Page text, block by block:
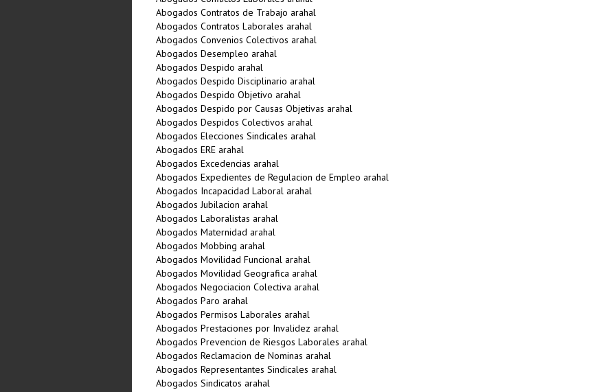
Abogados Contratos de Trabajo arahal
Abogados Contratos Laborales arahal
Abogados Convenios Colectivos arahal
Abogados Desempleo arahal
Abogados Despido arahal
Abogados Despido Disciplinario arahal
Abogados Despido Objetivo arahal
Abogados Despido por Causas Objetivas arahal
Abogados Despidos Colectivos arahal
Abogados Elecciones Sindicales arahal
Abogados ERE arahal
Abogados Excedencias arahal
Abogados Expedientes de Regulacion de Empleo arahal
Abogados Incapacidad Laboral arahal
Abogados Jubilacion arahal
Abogados Laboralistas arahal
Abogados Maternidad arahal
Abogados Mobbing arahal
Abogados Movilidad Funcional arahal
Abogados Movilidad Geografica arahal
Abogados Negociacion Colectiva arahal
Abogados Paro arahal
Abogados Permisos Laborales arahal
Abogados Prestaciones por Invalidez arahal
Abogados Prevencion de Riesgos Laborales arahal
Abogados Reclamacion de Nominas arahal
Abogados Representantes Sindicales arahal
Abogados Sindicatos arahal